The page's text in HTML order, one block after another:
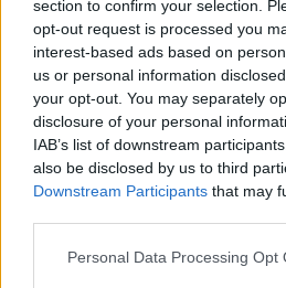
section to confirm your selection.
opt-out request is processed you
interest-based ads based on
us or personal information
your opt-out. You may separately
disclosure of your personal
IAB’s list of downstream
also be disclosed by us to third
Downstream Participants that may
Personal Data Processing Opt
Minka 12. rész
Minka 11. rész